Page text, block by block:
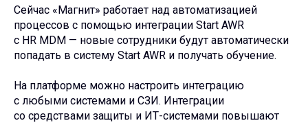
Сейчас «Магнит» работает над автоматизацией
процессов с помощью интеграции Start AWR
с HR MDM — новые сотрудники будут автоматически
попадать в систему Start AWR и получать обучение.
На платформе можно настроить интеграцию
с любыми системами и СЗИ. Интеграции
со средствами защиты и ИТ-системами повышают